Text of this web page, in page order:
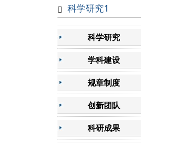
科学研究1
科学研究
学科建设
规章制度
创新团队
科研成果